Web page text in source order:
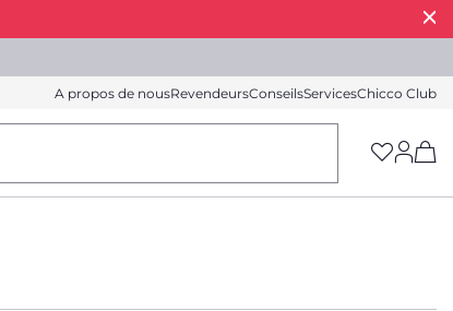
A propos de nousRevendeursConseilsServicesChicco Club